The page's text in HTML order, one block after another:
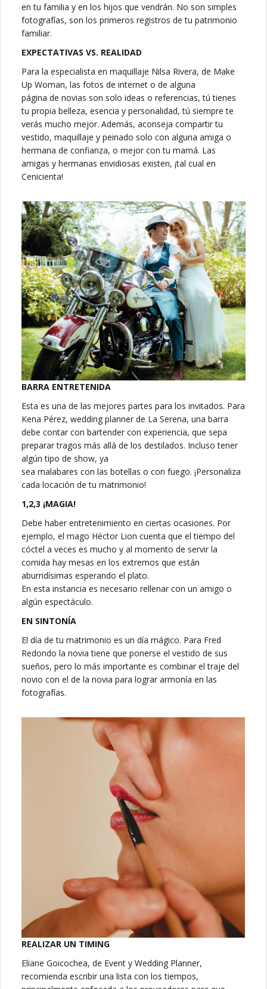
en tu familia y en los hijos que vendrán. No son simples
fotografías, son los primeros registros de tu patrimonio
familiar.
EXPECTATIVAS VS. REALIDAD
Para la especialista en maquillaje Nilsa Rivera, de Make
Up Woman, las fotos de internet o de alguna
página de novias son solo ideas o referencias, tú tienes
tu propia belleza, esencia y personalidad, tú siempre te
verás mucho mejor. Además, aconseja compartir tu
vestido, maquillaje y peinado solo con alguna amiga o
hermana de confianza, o mejor con tu mamá. Las
amigas y hermanas envidiosas existen, ¡tal cual en
Cenicienta!
BARRA ENTRETENIDA
Esta es una de las mejores partes para los invitados. Para
Kena Pérez, wedding planner de La Serena, una barra
debe contar con bartender con experiencia, que sepa
preparar tragos más allá de los destilados. Incluso tener
algún tipo de show, ya
sea malabares con las botellas o con fuego. ¡Personaliza
cada locación de tu matrimonio!
1,2,3 ¡MAGIA!
Debe haber entretenimiento en ciertas ocasiones. Por
ejemplo, el mago Héctor Lion cuenta que el tiempo del
cóctel a veces es mucho y al momento de servir la
comida hay mesas en los extremos que están
aburridísimas esperando el plato.
En esta instancia es necesario rellenar con un amigo o
algún espectáculo.
EN SINTONÍA
El día de tu matrimonio es un día mágico. Para Fred
Redondo la novia tiene que ponerse el vestido de sus
sueños, pero lo más importante es combinar el traje del
novio con el de la novia para lograr armonía en las
fotografías.
REALIZAR UN TIMING
Eliane Goicochea, de Event y Wedding Planner,
recomienda escribir una lista con los tiempos,